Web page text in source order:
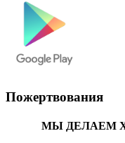
Пожертвования
МЫ ДЕЛАЕМ